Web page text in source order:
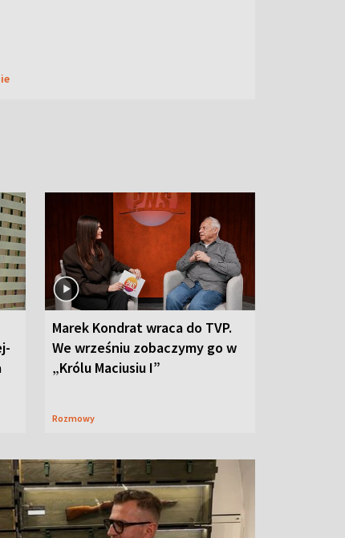
Marek Kondrat wraca do TVP.
We wrześniu zobaczymy go w
„Królu Maciusiu I”
Rozmowy